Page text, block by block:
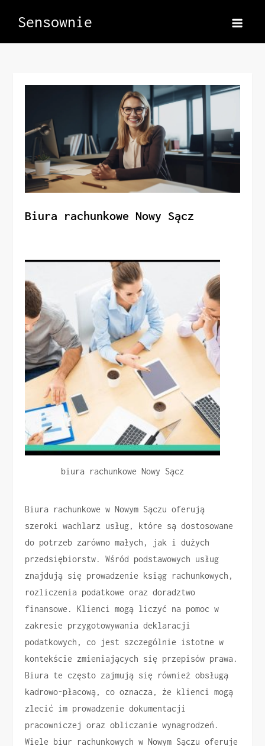
Sensownie
Biura rachunkowe Nowy Sącz
biura rachunkowe Nowy Sącz
Biura rachunkowe w Nowym Sączu oferują
szeroki wachlarz usług, które są dostosowane
do potrzeb zarówno małych, jak i dużych
przedsiębiorstw. Wśród podstawowych usług
znajdują się prowadzenie ksiąg rachunkowych,
rozliczenia podatkowe oraz doradztwo
finansowe. Klienci mogą liczyć na pomoc w
zakresie przygotowywania deklaracji
podatkowych, co jest szczególnie istotne w
kontekście zmieniających się przepisów prawa.
Biura te często zajmują się również obsługą
kadrowo-płacową, co oznacza, że klienci mogą
zlecić im prowadzenie dokumentacji
pracowniczej oraz obliczanie wynagrodzeń.
Wiele biur rachunkowych w Nowym Sączu oferuje